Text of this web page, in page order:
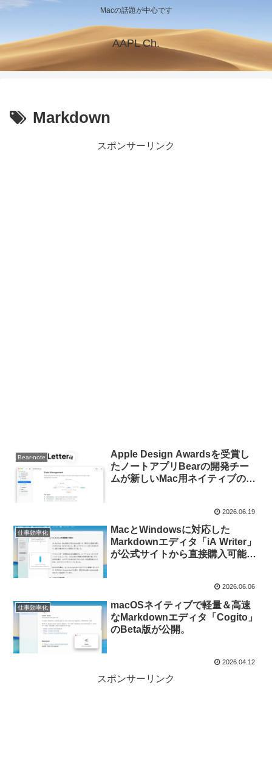
Macの話題が中心です
AAPL Ch.
Markdown
スポンサーリンク
Bear-note
Apple Design Awardsを受賞し
たノートアプリBearの開発チー
ムが新しいMac用ネイティブの
2026.06.19
仕事効率化
MacとWindowsに対応した
Markdownエディタ「iA Writer」
が公式サイトから直接購入可能
2026.06.06
仕事効率化
macOSネイティブで軽量＆高速
なMarkdownエディタ「Cogito」
のBeta版が公開。
2026.04.12
スポンサーリンク